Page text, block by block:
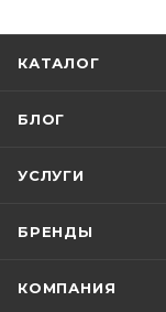
КАТАЛОГ
БЛОГ
УСЛУГИ
БРЕНДЫ
КОМПАНИЯ